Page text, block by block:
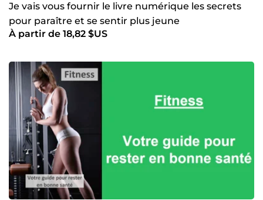
Je vais vous fournir le livre numérique les secrets
pour paraître et se sentir plus jeune
À partir de 18,82 $US